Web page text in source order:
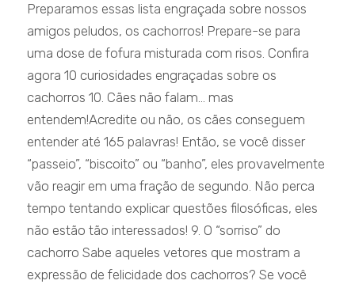
Preparamos essas lista engraçada sobre nossos
amigos peludos, os cachorros! Prepare-se para
uma dose de fofura misturada com risos. Confira
agora 10 curiosidades engraçadas sobre os
cachorros 10. Cães não falam… mas
entendem!Acredite ou não, os cães conseguem
entender até 165 palavras! Então, se você disser
“passeio”, “biscoito” ou “banho”, eles provavelmente
vão reagir em uma fração de segundo. Não perca
tempo tentando explicar questões filosóficas, eles
não estão tão interessados! 9. O “sorriso” do
cachorro Sabe aqueles vetores que mostram a
expressão de felicidade dos cachorros? Se você